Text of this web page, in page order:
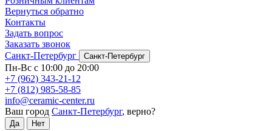
Вернуться обратно
Контакты
Задать вопрос
Заказать звонок
Санкт-Петербург
Санкт-Петербург
Пн-Вс с 10:00 до 20:00
+7 (962) 343-21-12
+7 (812) 985-58-85
info@ceramic-center.ru
Ваш город Санкт-Петербург, верно?
Да Нет